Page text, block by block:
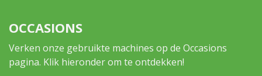
OCCASIONS
Verken onze gebruikte machines op de Occasions
pagina. Klik hieronder om te ontdekken!